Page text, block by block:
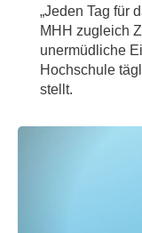
„Jeden Tag für
MHH zugleich
unermüdliche
Hochschule
stellt.